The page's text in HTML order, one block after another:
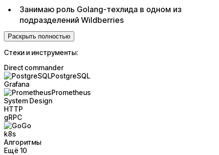
Занимаю роль Golang-техлида в одном из
подразделений Wildberries
Раскрыть полностью
Стеки и инструменты:
Direct commander
PostgreSQL
Grafana
Prometheus
System Design
HTTP
gRPC
Go
k8s
Алгоритмы
Ещё 10